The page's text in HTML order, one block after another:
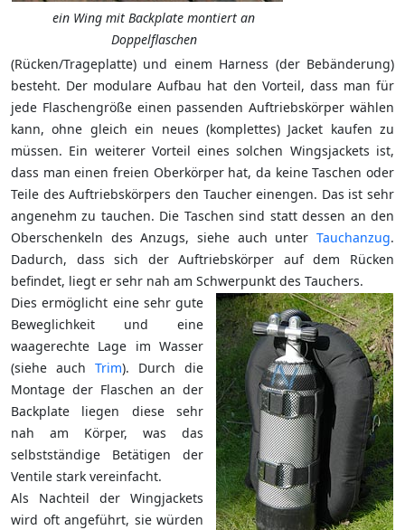
ein Wing mit Backplate montiert an
Doppelflaschen
(Rücken/Trageplatte) und einem Harness (der Bebänderung)
besteht. Der modulare Aufbau hat den Vorteil, dass man für
jede Flaschengröße einen passenden Auftriebskörper wählen
kann, ohne gleich ein neues (komplettes) Jacket kaufen zu
müssen. Ein weiterer Vorteil eines solchen Wingsjackets ist,
dass man einen freien Oberkörper hat, da keine Taschen oder
Teile des Auftriebskörpers den Taucher einengen. Das ist sehr
angenehm zu tauchen. Die Taschen sind statt dessen an den
Oberschenkeln des Anzugs, siehe auch unter Tauchanzug.
Dadurch, dass sich der Auftriebskörper auf dem Rücken
befindet, liegt er sehr nah am Schwerpunkt des Tauchers.
Dies ermöglicht eine sehr gute
Beweglichkeit und eine
waagerechte Lage im Wasser
(siehe auch Trim). Durch die
Montage der Flaschen an der
Backplate liegen diese sehr
nah am Körper, was das
selbstständige Betätigen der
Ventile stark vereinfacht.
Als Nachteil der Wingjackets
wird oft angeführt, sie würden